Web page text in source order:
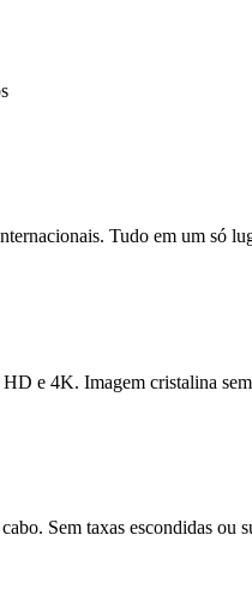
Tudo em um só
e 4K. Imagem cristalina
Sem taxas escondidas ou